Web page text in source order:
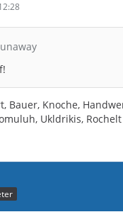
Bauer, Knoche,
Ukldrikis, Rochelt